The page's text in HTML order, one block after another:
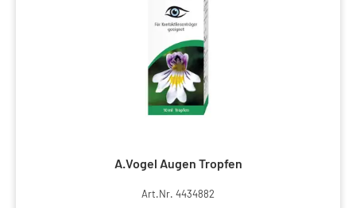
A.Vogel Augen Tropfen
Art.Nr. 4434882